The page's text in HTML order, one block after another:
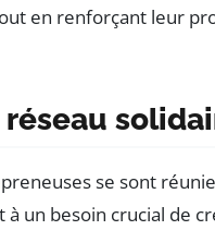
en renforçant leur
réseau
se sont
à un besoin crucial de